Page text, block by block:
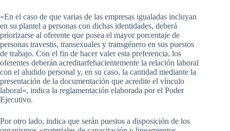
«En el caso de que varias de las empresas igualadas incluyan
en su plantel a personas con dichas identidades, deberá
priorizarse al oferente que posea el mayor porcentaje de
personas travestis, transexuales y transgénero en sus puestos
de trabajo. Con el fin de hacer valer esta preferencia, los
oferentes deberán acreditarfehacientemente la relación laboral
con el aludido personal y, en su caso, la cantidad mediante la
presentación de la documentación que acredite el vínculo
laboral», indica la reglamentación elaborada por el Poder
Ejecutivo.
Por otro lado, indica que serán puestos a disposición de los